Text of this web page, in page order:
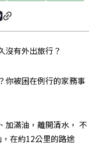
沒有外出旅行？
你被困在例行的家務事
加滿油，離開清水， 不
在約12公里的路途